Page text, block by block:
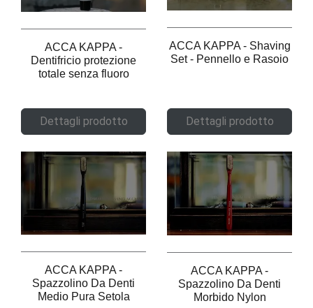
ACCA KAPPA -
Dentifricio protezione
totale senza fluoro
Dettagli prodotto
ACCA KAPPA - Shaving
Set - Pennello e Rasoio
Dettagli prodotto
ACCA KAPPA -
Spazzolino Da Denti
Medio Pura Setola
ACCA KAPPA -
Spazzolino Da Denti
Morbido Nylon